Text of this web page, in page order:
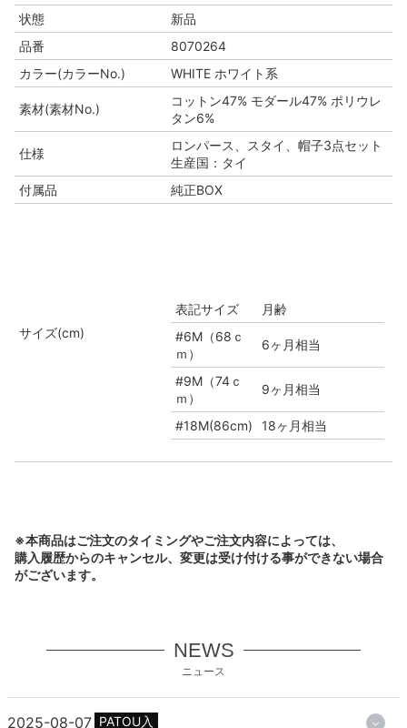
状態
新品
品番
8070264
カラー(カラーNo.)
WHITE ホワイト系
素材(素材No.)
コットン47% モダール47% ポリウレ
タン6%
仕様
ロンパース、スタイ、帽子3点セット
生産国：タイ
付属品
純正BOX
サイズ(cm)
表記サイズ
月齢
#6M（68ｃ
ｍ）
6ヶ月相当
#9M（74ｃ
ｍ）
9ヶ月相当
#18M(86cm) 18ヶ月相当
※本商品はご注文のタイミングやご注文内容によっては、
購入履歴からのキャンセル、変更は受け付ける事ができない場合
がございます。
NEWS
ニュース
2025-08-07 PATOU入